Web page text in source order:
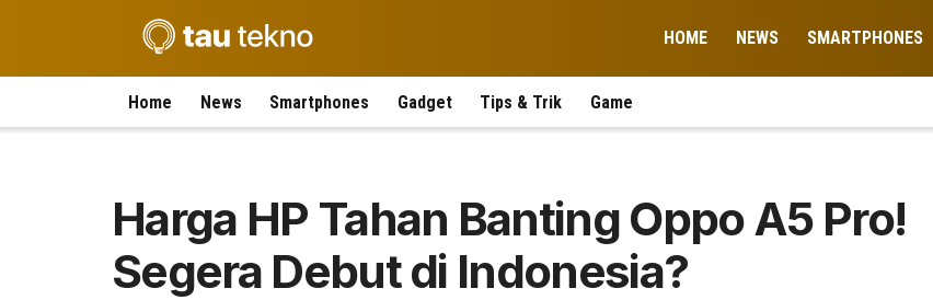
HOME NEWS SMARTPHONES
Home News Smartphones Gadget Tips & Trik Game
Harga HP Tahan Banting Oppo A5 Pro!
Segera Debut di Indonesia?